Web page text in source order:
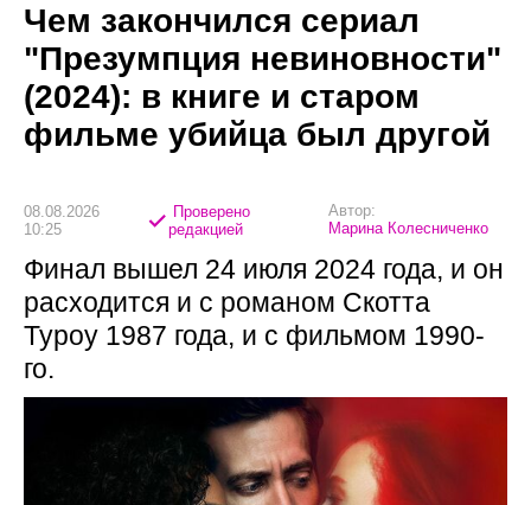
Чем закончился сериал
"Презумпция невиновности"
(2024): в книге и старом
фильме убийца был другой
08.08.2026
10:25
Проверено
редакцией
Автор:
Марина Колесниченко
Финал вышел 24 июля 2024 года, и он
расходится и с романом Скотта
Туроу 1987 года, и с фильмом 1990-
го.